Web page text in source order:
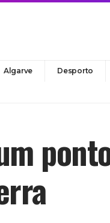
Algarve Desporto